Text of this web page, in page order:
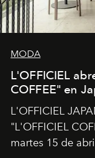
MODA
L'OFFICIEL
COFFEE" en
L'OFFICIEL
"L'OFFICIEL
martes 15 de